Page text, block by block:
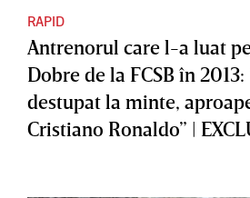
RAPID
Antrenorul care l-a luat
Dobre de la FCSB în
destupat la minte,
Cristiano Ronaldo” |